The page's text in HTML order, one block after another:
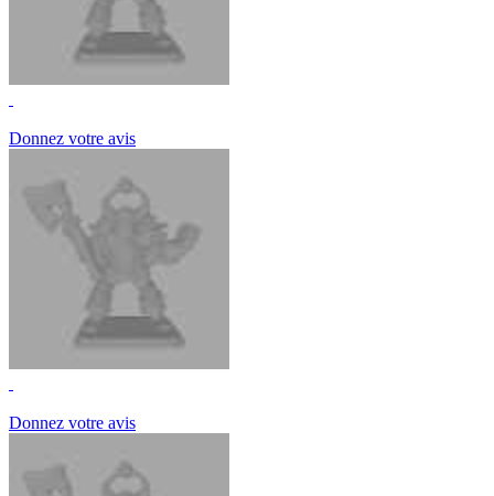
Donnez votre avis
Donnez votre avis